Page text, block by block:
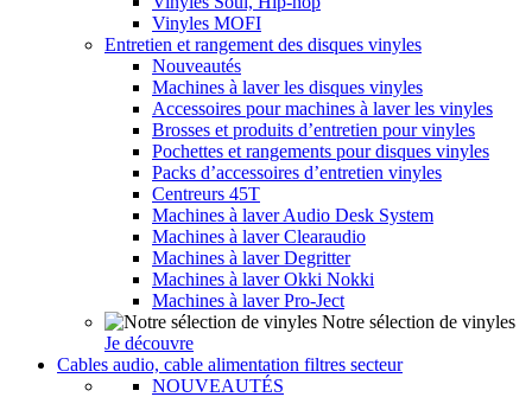
Vinyles MOFI
Entretien et rangement des disques vinyles
Nouveautés
Machines à laver les disques vinyles
Accessoires pour machines à laver les vinyles
Brosses et produits d’entretien pour vinyles
Pochettes et rangements pour disques vinyles
Packs d’accessoires d’entretien vinyles
Centreurs 45T
Machines à laver Audio Desk System
Machines à laver Clearaudio
Machines à laver Degritter
Machines à laver Okki Nokki
Machines à laver Pro-Ject
Notre sélection de vinyles
Je découvre
Cables audio, cable alimentation filtres secteur
NOUVEAUTÉS